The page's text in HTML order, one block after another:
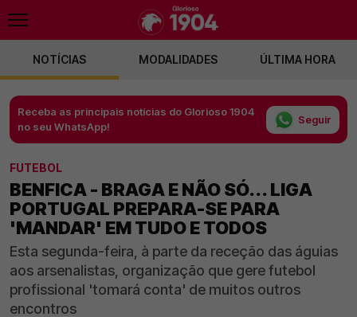
NOTÍCIAS MODALIDADES ÚLTIMA HORA
Receba as principais notícias do Glorioso 1904
no seu WhatsApp!
Seguir
FUTEBOL
BENFICA - BRAGA E NÃO SÓ... LIGA
PORTUGAL PREPARA-SE PARA
'MANDAR' EM TUDO E TODOS
Esta segunda-feira, à parte da receção das águias
aos arsenalistas, organização que gere futebol
profissional 'tomará conta' de muitos outros
encontros